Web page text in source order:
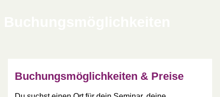
Buchungsmöglichkeiten & Preise